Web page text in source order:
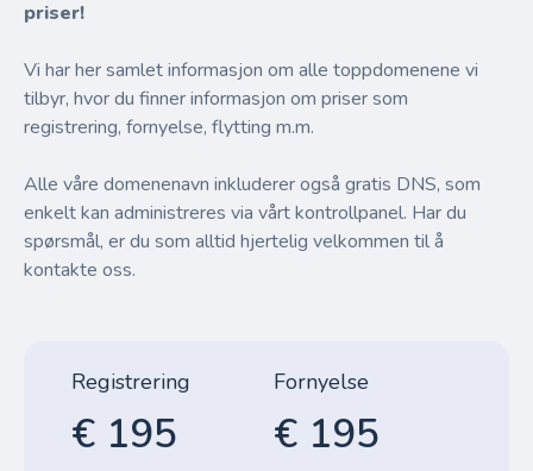
priser!
Vi har her samlet informasjon om alle toppdomenene vi
tilbyr, hvor du finner informasjon om priser som
registrering, fornyelse, flytting m.m.
Alle våre domenenavn inkluderer også gratis DNS, som
enkelt kan administreres via vårt kontrollpanel. Har du
spørsmål, er du som alltid hjertelig velkommen til å
kontakte oss.
Registrering
€ 195
Fornyelse
€ 195